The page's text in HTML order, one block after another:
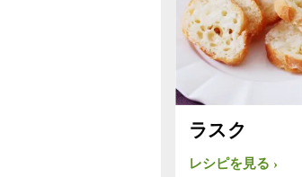
ラスク
レシピを見る